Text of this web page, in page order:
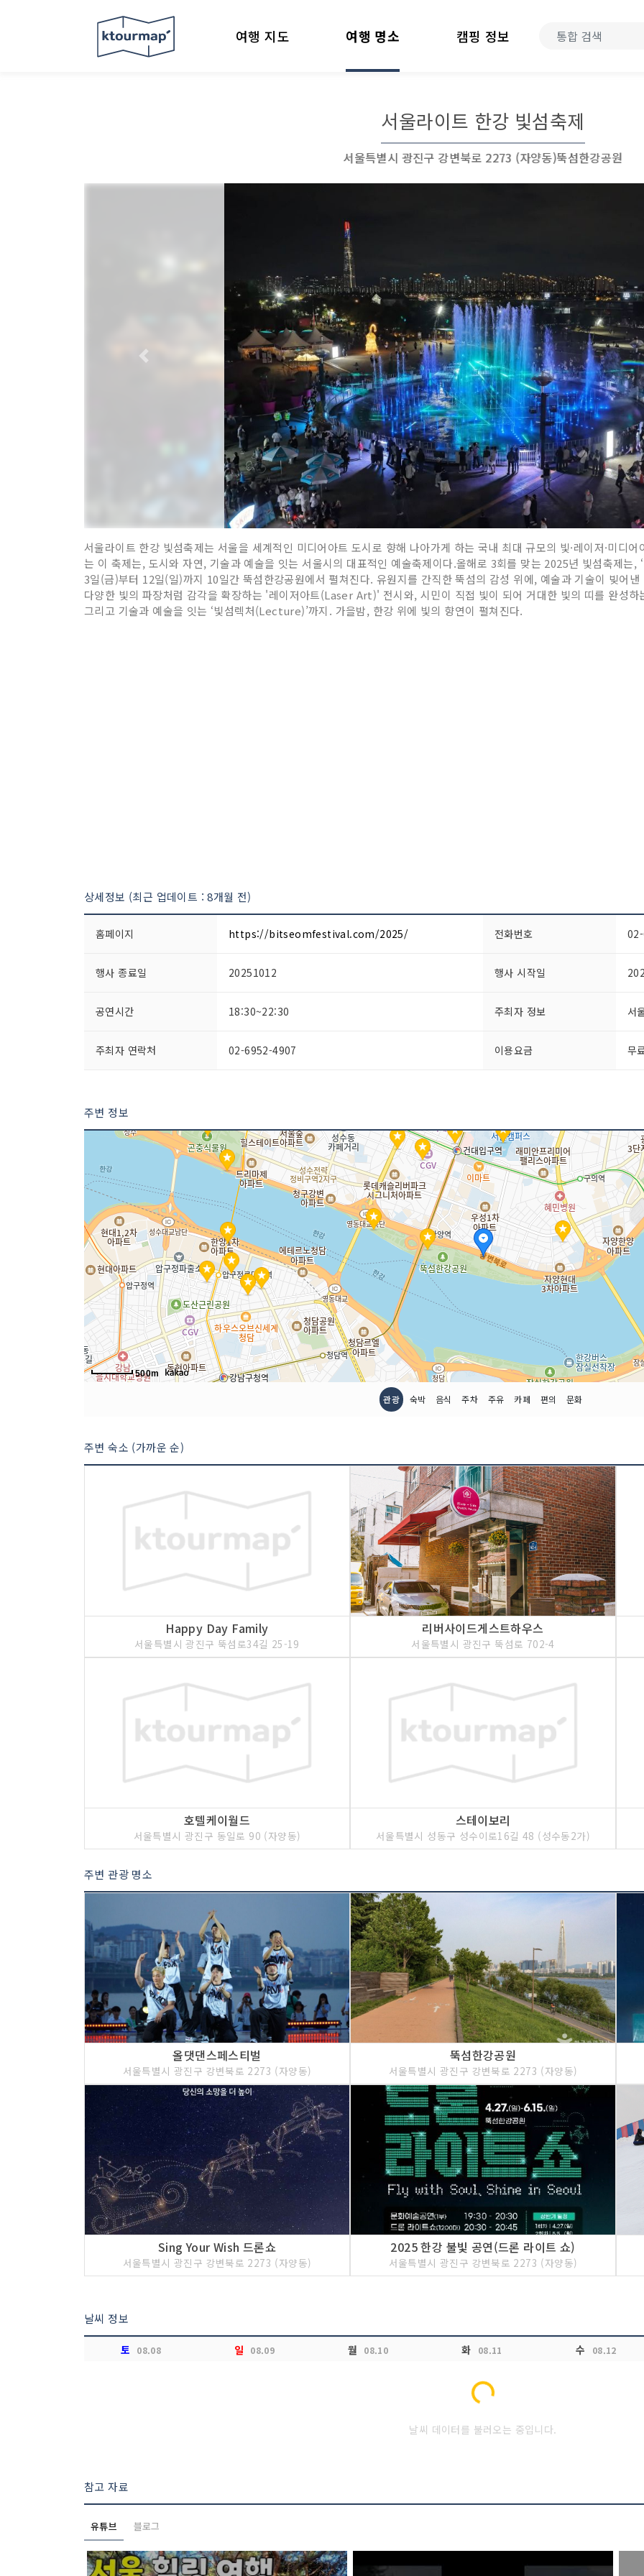
여행 지도 여행 명소 캠핑 정보
서울라이트 한강 빛섬축제
서울특별시 광진구 강변북로 2273 (자양동)뚝섬한강공원
서울라이트 한강 빛섬축제는 서울을 세계적인 미디어아트 도시로 향해 나아가게 하는 국내 최대 규모의 빛·레이저·미디
는 이 축제는, 도시와 자연, 기술과 예술을 잇는 서울시의 대표적인 예술축제이다.올해로 3회를 맞는 2025년 빛섬축제
3일(금)부터 12일(일)까지 10일간 뚝섬한강공원에서 펼쳐진다. 유원지를 간직한 뚝섬의 감성 위에, 예술과 기술이 빚어
다양한 빛의 파장처럼 감각을 확장하는 '레이저아트(Laser Art)' 전시와, 시민이 직접 빛이 되어 거대한 빛의 띠를 완성
그리고 기술과 예술을 잇는 ‘빛섬렉처(Lecture)’까지. 가을밤, 한강 위에 빛의 향연이 펼쳐진다.
상세정보 (최근 업데이트 : 8개월 전)
홈페이지 https://bitseomfestival.com/2025/ 전화번호
행사 종료일 20251012 행사 시작일
공연시간 18:30~22:30 주최자 정보 서
주최자 연락처 02-6952-4907 이용요금 무
주변 정보
500m
관광 숙박 음식 주차 주유 카페 편의 문화
주변 숙소 (가까운 순)
Happy Day Family
서울특별시 광진구 뚝섬로34길 25-19
리버사이드게스트하우스
서울특별시 광진구 뚝섬로 702-4
호텔케이월드
서울특별시 광진구 동일로 90 (자양동)
스테이보리
서울특별시 성동구 성수이로16길 48 (성수동2가)
주변 관광 명소
올댓댄스페스티벌
서울특별시 광진구 강변북로 2273 (자양동)
뚝섬한강공원
서울특별시 광진구 강변북로 2273 (자양동)
Sing Your Wish 드론쇼
서울특별시 광진구 강변북로 2273 (자양동)
2025 한강 불빛 공연(드론 라이트 쇼)
서울특별시 광진구 강변북로 2273 (자양동)
날씨 정보
토 08.08 일 08.09 월 08.10 화 08.11 수 08.12
Loading...
날씨 데이터를 불러오는 중입니다.
참고 자료
유튜브 블로그